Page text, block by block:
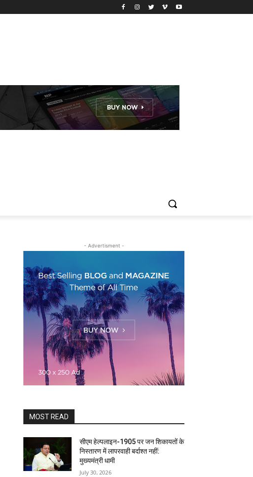
- Advertisment -
MOST READ
सीएम हेल्पलाइन-1905 पर जन शिकायतों के
निस्तारण में लापरवाही बर्दाश्त नहीं:
मुख्यमंत्री धामी
July 30, 2026